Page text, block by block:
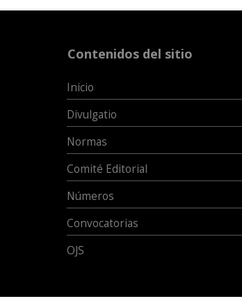
Contenidos del sitio
Inicio
Divulgatio
Normas
Comité Editorial
Números
Convocatorias
OJS